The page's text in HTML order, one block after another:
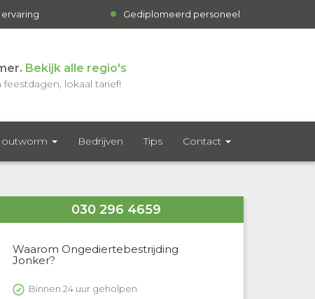
ervaring Gediplomeerd personeel
Bekijk alle regio's
lokaal tarief!
Bedrijven Tips Contact
030 296 4659
Waarom Ongediertebestrijding
Jonker?
Binnen 24 uur geholpen